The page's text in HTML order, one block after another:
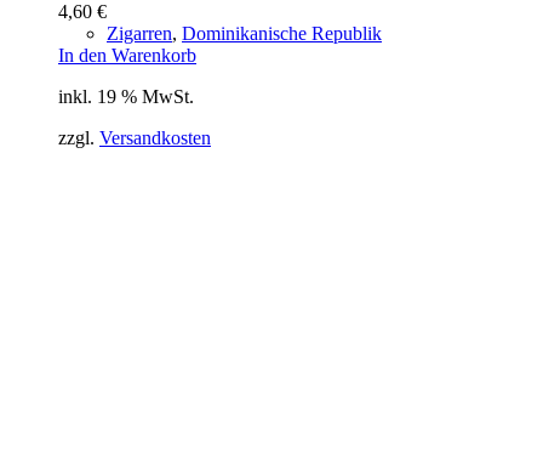
4,60 €
Zigarren, Dominikanische Republik
In den Warenkorb
inkl. 19 % MwSt.
zzgl. Versandkosten